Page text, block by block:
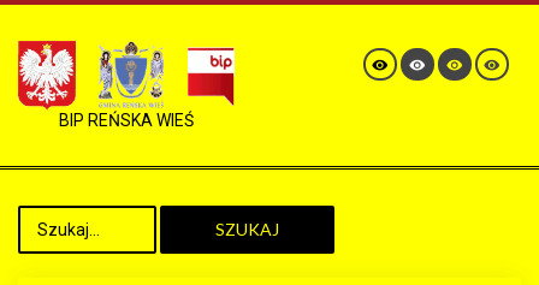
BIP REŃSKA WIEŚ
SZUKAJ